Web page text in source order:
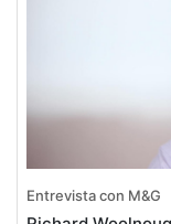
Entrevista con M&G